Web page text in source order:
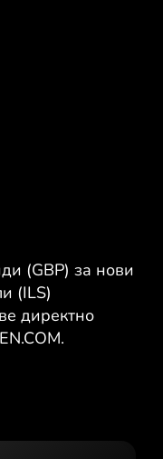
(GBP) за нови
(ILS)
директно